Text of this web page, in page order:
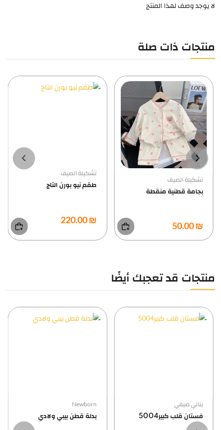
لا يوجد وصف لهذا المنتج
منتجات ذات صلة
تشكيلة الصيف
بجامة قطنية منقطة
₪ 50.00
تشكيلة الصيف
طقم نيو بورن التاج
₪ 220.00
منتجات قد تعجبك أيضًا
بناتي صيفي
فستان قلب كبير5004
Newborn
بدلة قطن بيبي ولادي